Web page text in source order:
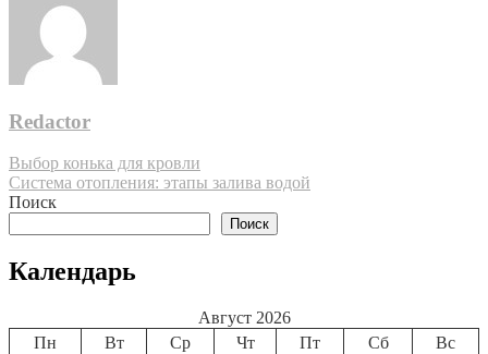
Redactor
Навигация
по
Выбор конька для кровли
Система отопления: этапы залива водой
Поиск
Поиск
Календарь
Август 2026
Пн
Вт Ср Чт Пт Сб
Вс